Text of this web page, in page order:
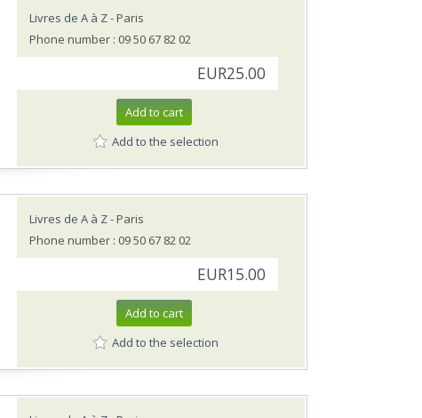
Livres de A à Z- Paris
Phone number : 09 50 67 82 02
EUR25.00
Add to cart
Add to the selection
Livres de A à Z- Paris
Phone number : 09 50 67 82 02
EUR15.00
Add to cart
Add to the selection